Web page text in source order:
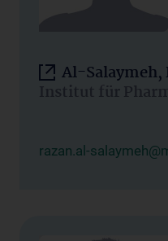
Al-Salaymeh,
Institut für
razan.al-